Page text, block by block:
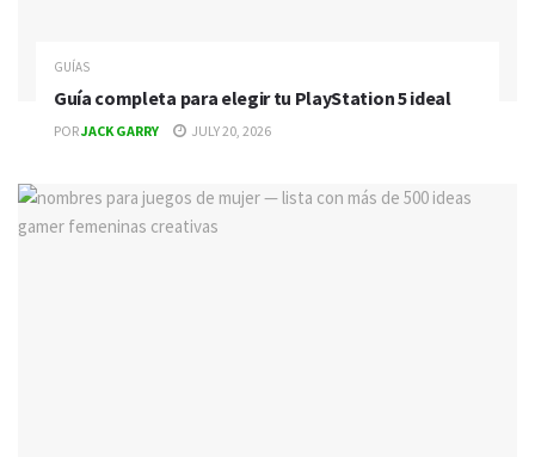
GUÍAS
Guía completa para elegir tu PlayStation 5 ideal
PORJACK GARRY JULY 20, 2026